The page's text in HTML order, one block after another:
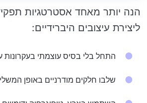
הנה יותר מאחד אסטרטגיות
ליצירת עיצובים היברידיים:
התחל בלי בסיס עוצמתי בעקרונות
שלבו חלקים מודרניים באופן